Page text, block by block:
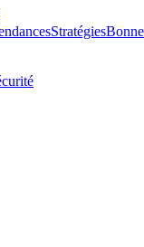
Stratégies